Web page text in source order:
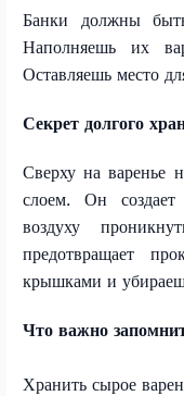
Банки должны
Наполняешь их
Оставляешь место
Секрет долгого
Сверху на варенье
слоем. Он
воздуху
предотвращает
крышками и
Что важно
Хранить сырое